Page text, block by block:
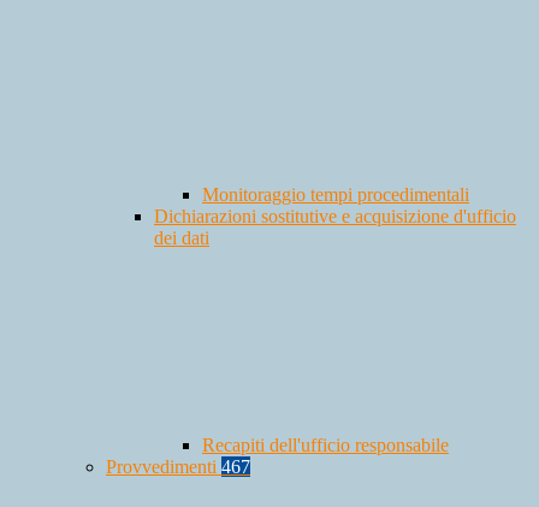
Monitoraggio tempi procedimentali
Dichiarazioni sostitutive e acquisizione d'ufficio
dei dati
Recapiti dell'ufficio responsabile
Provvedimenti 467